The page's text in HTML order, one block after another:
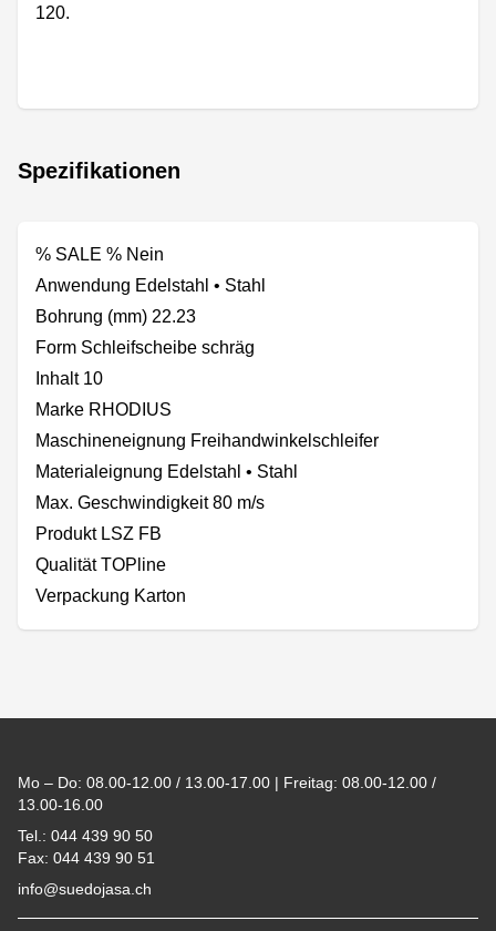
120.
Spezifikationen
% SALE % Nein
Anwendung Edelstahl • Stahl
Bohrung (mm) 22.23
Form Schleifscheibe schräg
Inhalt 10
Marke RHODIUS
Maschineneignung Freihandwinkelschleifer
Materialeignung Edelstahl • Stahl
Max. Geschwindigkeit 80 m/s
Produkt LSZ FB
Qualität TOPline
Verpackung Karton
Mo – Do: 08.00-12.00 / 13.00-17.00 | Freitag: 08.00-12.00 /
13.00-16.00
Tel.: 044 439 90 50
Fax: 044 439 90 51
info@suedojasa.ch